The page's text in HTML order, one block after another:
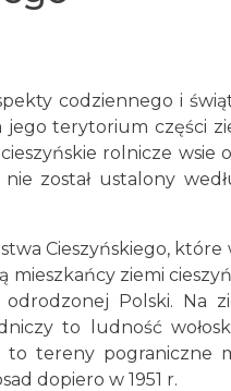
codziennego i
terytorium części
rolnicze
został ustalony
Cieszyńskiego, które
ziemi
Polski. Na
to ludność
tereny pograniczne
dopiero w 1951 r.